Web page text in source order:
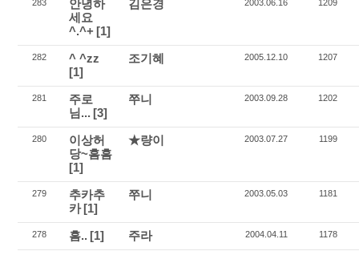
283
안녕하
세요
^.^+ [1]
김은경 2003.06.16 1209
282
^ ^zz
[1]
조기혜 2005.12.10 1207
281
주로
님... [3]
쭈니 2003.09.28 1202
280
이상허
당~흠흠
[1]
★량이 2003.07.27 1199
279
추카추
카[1]
쭈니 2003.05.03 1181
278 흠.. [1] 주라 2004.04.11 1178